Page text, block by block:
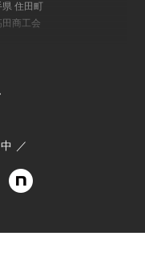
県 住田町
田商工会
市
県
新潟県 南魚沼市
／